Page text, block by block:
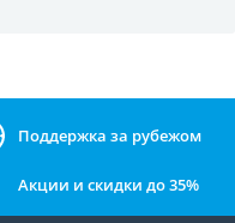
Поддержка за рубежом
Акции и скидки до 35%